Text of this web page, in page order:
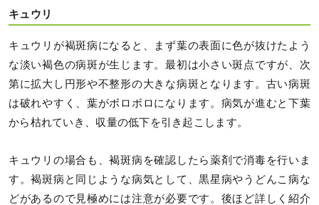
キュウリ
キュウリが褐斑病になると、まず葉の表面に色が抜けたよう
な淡い褐色の病斑が生じます。最初は小さい斑点ですが、次
第に拡大し円形や不整形の大きな病斑となります。古い病斑
は破れやすく、葉がボロボロになります。病気が進むと下葉
から枯れていき、収量の低下を引き起こします。
キュウリの場合も、褐斑病を確認したら薬剤で消毒を行いま
す。褐斑病と同じような病気として、黒星病やうどんこ病な
どがあるので見極めには注意が必要です。後ほど詳しく紹介